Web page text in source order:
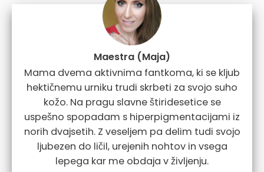
Maestra (Maja)
Mama dvema aktivnima fantkoma, ki se kljub
hektičnemu urniku trudi skrbeti za svojo suho
kožo. Na pragu slavne štiridesetice se
uspešno spopadam s hiperpigmentacijami iz
norih dvajsetih. Z veseljem pa delim tudi svojo
ljubezen do ličil, urejenih nohtov in vsega
lepega kar me obdaja v življenju.